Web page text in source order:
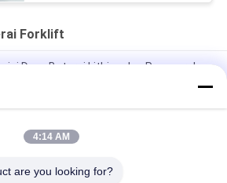
Forklift
Daya Baterai Lithium Ion Penyearah
24V/45A Forklift Battery Charger
4:14 AM
are you looking for?